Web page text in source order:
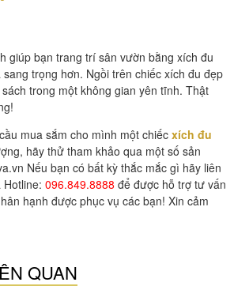
giúp bạn trang trí sân vườn bằng xích đu
trọng hơn. Ngồi trên chiếc xích đu đẹp
trong một không gian yên tĩnh. Thật
mua sắm cho mình một chiếc xích đu
hãy thử tham khảo qua một số sản
Nếu bạn có bất kỳ thắc mắc gì hãy liên
Hotline: 096.849.8888 để được hỗ trợ tư vấn
hạnh được phục vụ các bạn! Xin cảm
QUAN